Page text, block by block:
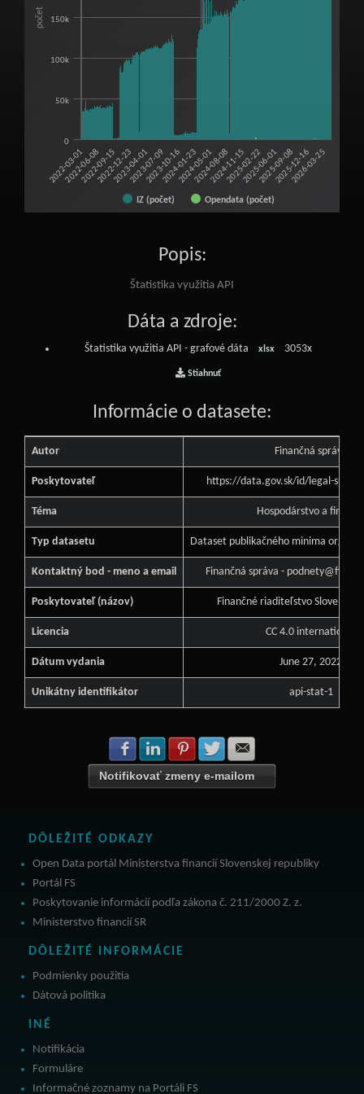
počet
IZ (počet) Opendata (počet)
2022-03-01
2022-06-08
2022-09-15
2022-12-23
2023-04-01
2023-07-09
2023-10-16
2024-01-23
2024-05-01
2024-08-08
2024-11-15
2025-02-22
2025-06-01
2025-09-08
2025-12-16
2026-03-25
0
50k
100k
150k
Popis:
Štatistika využitia API
Dáta a zdroje:
Štatistika využitia API - grafové dáta xlsx 3053x
Stiahnuť
Informácie o datasete:
Autor Finančná správa
Poskytovateľ https://data.gov.sk/id/legal-
Téma Hospodárstvo a
Typ datasetu Dataset publikačného minima orgánu
Kontaktný bod - meno a email Finančná správa -
Poskytovateľ (názov) Finančné riaditeľstvo
Licencia CC 4.0 international
Dátum vydania June 27, 2022
Unikátny identifikátor api-stat-1
Zdielať na Facebook
Zdielať na LinkedIn
Zdielať na Pinterest
Zdielať na Twitter
Notifikovať zmeny e-mailom
DÔLEŽITÉ ODKAZY
Open Data portál Ministerstva financií Slovenskej republiky
Portál FS
Poskytovanie informácií podľa zákona č. 211/2000 Z. z.
Ministerstvo financií SR
DÔLEŽITÉ INFORMÁCIE
Podmienky použitia
Dátová politika
INÉ
Notifikácia
Formuláre
Informačné zoznamy na Portáli FS